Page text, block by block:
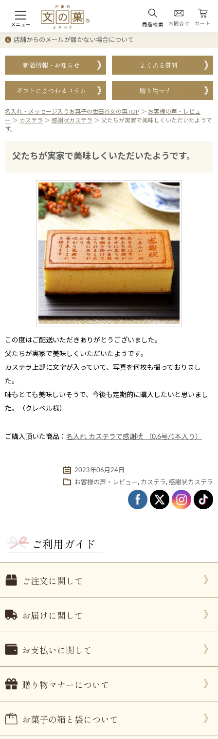
メニュー 商品検索 お問合せ カート
？
失敗し
店舗からのメールが届かない場合について
新着情報・お知らせ よくある質問
ギフトにまつわるコラム 贈り物マナー
名入れ・メッセージ入りお菓子の世田谷文の菓TOP ＞ お客様の声・レビュ
ー ＞ カステラ ＞ 感謝状カステラ ＞ 父たちが実家で美味しくいただいたようで
す。
父たちが実家で美味しくいただいたようです。
この度はご配送いただきありがとうございました。
父たちが実家で美味しくいただいたようです。
カステラ上部に文字が入っていて、写真を何枚も撮っておりまし
た。
味もとても美味しいそうで、今後も定期的に購入したいと思いまし
た。（クレベル様）
ご購入頂いた商品： 名入れ カステラで感謝状 （0.6号/1本入り）
2023年06月24日
お客様の声・レビュー, カステラ, 感謝状カステラ
ご利用ガイド
ご注文に関して
お届けに関して
お支払いに関して
贈り物マナーについて
お菓子の箱と袋について